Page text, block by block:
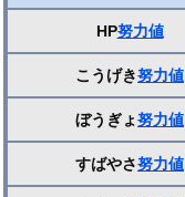
HP努力値
こうげき努力値
ぼうぎょ努力値
すばやさ努力値